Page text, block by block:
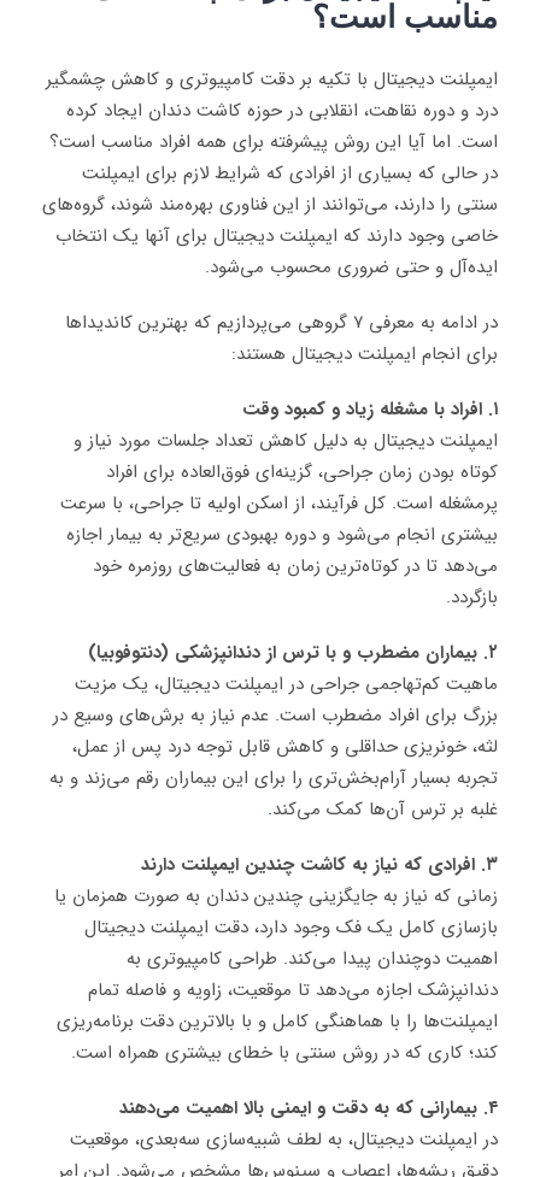
مناسب است؟
ایمپلنت دیجیتال با تکیه بر دقت کامپیوتری و کاهش چشمگیر
درد و دوره نقاهت، انقلابی در حوزه کاشت دندان ایجاد کرده
است. اما آیا این روش پیشرفته برای همه افراد مناسب است؟
در حالی که بسیاری از افرادی که شرایط لازم برای ایمپلنت
سنتی را دارند، می‌توانند از این فناوری بهره‌مند شوند، گروه‌های
خاصی وجود دارند که ایمپلنت دیجیتال برای آنها یک انتخاب
ایده‌آل و حتی ضروری محسوب می‌شود.
در ادامه به معرفی ۷ گروهی می‌پردازیم که بهترین کاندیداها
برای انجام ایمپلنت دیجیتال هستند:
۱. افراد با مشغله زیاد و کمبود وقت
ایمپلنت دیجیتال به دلیل کاهش تعداد جلسات مورد نیاز و
کوتاه بودن زمان جراحی، گزینه‌ای فوق‌العاده برای افراد
پرمشغله است. کل فرآیند، از اسکن اولیه تا جراحی، با سرعت
بیشتری انجام می‌شود و دوره بهبودی سریع‌تر به بیمار اجازه
می‌دهد تا در کوتاه‌ترین زمان به فعالیت‌های روزمره خود
بازگردد.
۲. بیماران مضطرب و با ترس از دندانپزشکی (دنتوفوبیا)
ماهیت کم‌تهاجمی جراحی در ایمپلنت دیجیتال، یک مزیت
بزرگ برای افراد مضطرب است. عدم نیاز به برش‌های وسیع در
لثه، خونریزی حداقلی و کاهش قابل توجه درد پس از عمل،
تجربه بسیار آرام‌بخش‌تری را برای این بیماران رقم می‌زند و به
غلبه بر ترس آن‌ها کمک می‌کند.
۳. افرادی که نیاز به کاشت چندین ایمپلنت دارند
زمانی که نیاز به جایگزینی چندین دندان به صورت همزمان یا
بازسازی کامل یک فک وجود دارد، دقت ایمپلنت دیجیتال
اهمیت دوچندان پیدا می‌کند. طراحی کامپیوتری به
دندانپزشک اجازه می‌دهد تا موقعیت، زاویه و فاصله تمام
ایمپلنت‌ها را با هماهنگی کامل و با بالاترین دقت برنامه‌ریزی
کند؛ کاری که در روش سنتی با خطای بیشتری همراه است.
۴. بیمارانی که به دقت و ایمنی بالا اهمیت می‌دهند
در ایمپلنت دیجیتال، به لطف شبیه‌سازی سه‌بعدی، موقعیت